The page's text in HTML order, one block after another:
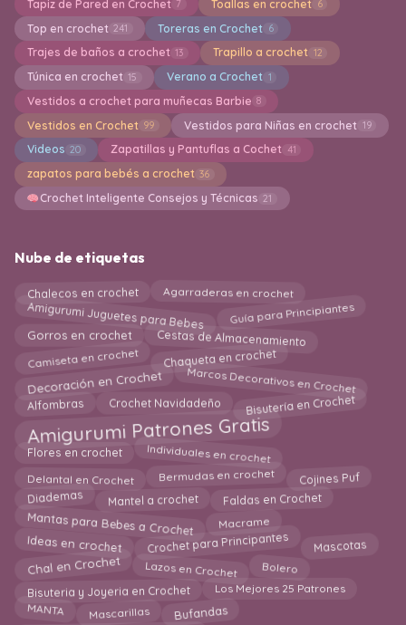
Tapiz de Pared en Crochet 7 Toallas en crochet 6
Top en crochet 241 Toreras en Crochet 6
Trajes de baños a crochet 13 Trapillo a crochet 12
Túnica en crochet 15 Verano a Crochet 1
Vestidos a crochet para muñecas Barbie 8
Vestidos en Crochet 99 Vestidos para Niñas en crochet 19
Videos 20 Zapatillas y Pantuflas a Cochet 41
zapatos para bebés a crochet 36
Crochet Inteligente Consejos y Técnicas 21
Nube de etiquetas
Chalecos en crochet Agarraderas en crochet
Amigurumi Juguetes para Bebes Guía para Principiantes
Gorros en crochet Cestas de Almacenamiento
Camiseta en crochet Chaqueta en crochet
Decoración en Crochet Marcos Decorativos en Crochet
Alfombras Crochet Navidadeño Bisutería en Crochet
Amigurumi Patrones Gratis
Flores en crochet Individuales en crochet
Delantal en Crochet Bermudas en crochet Cojines Puf
Diademas Mantel a crochet Faldas en Crochet
Mantas para Bebes a Crochet Macrame
Ideas en crochet Crochet para Principantes Mascotas
Chal en Crochet Lazos en Crochet Bolero
Bisuteria y Joyeria en Crochet Los Mejores 25 Patrones
MANTA Mascarillas Bufandas